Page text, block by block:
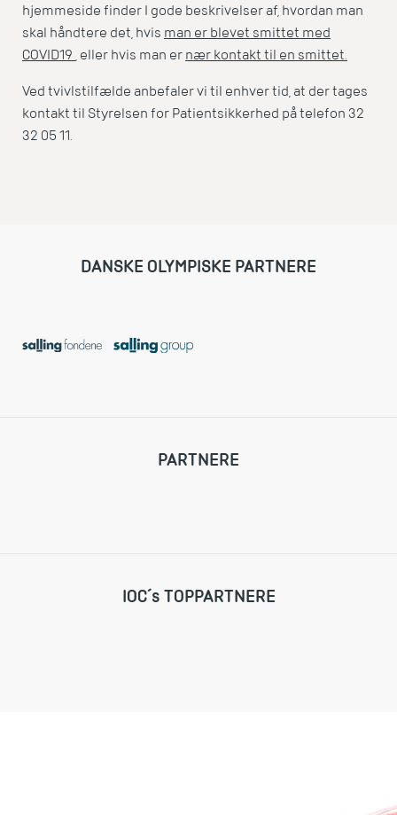
hjemmeside finder I gode beskrivelser af, hvordan man
skal håndtere det, hvis man er blevet smittet med
COVID19, eller hvis man ernær kontakt til en smittet.
Ved tvivlstilfælde anbefaler vi til enhver tid, at der tages
kontakt til Styrelsen for Patientsikkerhed på telefon 32
32 05 11.
DANSKE OLYMPISKE PARTNERE
PARTNERE
IOC´s TOPPARTNERE